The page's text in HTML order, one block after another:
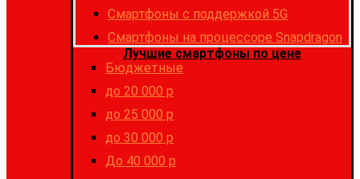
Cмартфоны с поддержкой 5G
Смартфоны на процессоре Snapdragon
Лучшие смартфоны по цене
Бюджетные
до 20 000 р
до 25 000 р
до 30 000 р
До 40 000 р